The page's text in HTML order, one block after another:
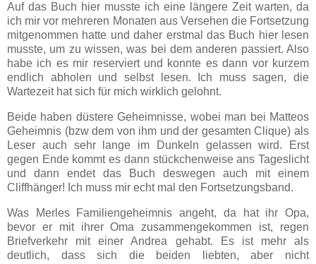
Auf das Buch hier musste ich eine längere Zeit warten, da
ich mir vor mehreren Monaten aus Versehen die Fortsetzung
mitgenommen hatte und daher erstmal das Buch hier lesen
musste, um zu wissen, was bei dem anderen passiert. Also
habe ich es mir reserviert und konnte es dann vor kurzem
endlich abholen und selbst lesen. Ich muss sagen, die
Wartezeit hat sich für mich wirklich gelohnt.
Beide haben düstere Geheimnisse, wobei man bei Matteos
Geheimnis (bzw dem von ihm und der gesamten Clique) als
Leser auch sehr lange im Dunkeln gelassen wird. Erst
gegen Ende kommt es dann stückchenweise ans Tageslicht
und dann endet das Buch deswegen auch mit einem
Cliffhänger! Ich muss mir echt mal den Fortsetzungsband.
Was Merles Familiengeheimnis angeht, da hat ihr Opa,
bevor er mit ihrer Oma zusammengekommen ist, regen
Briefverkehr mit einer Andrea gehabt. Es ist mehr als
deutlich, dass sich die beiden liebten, aber nicht